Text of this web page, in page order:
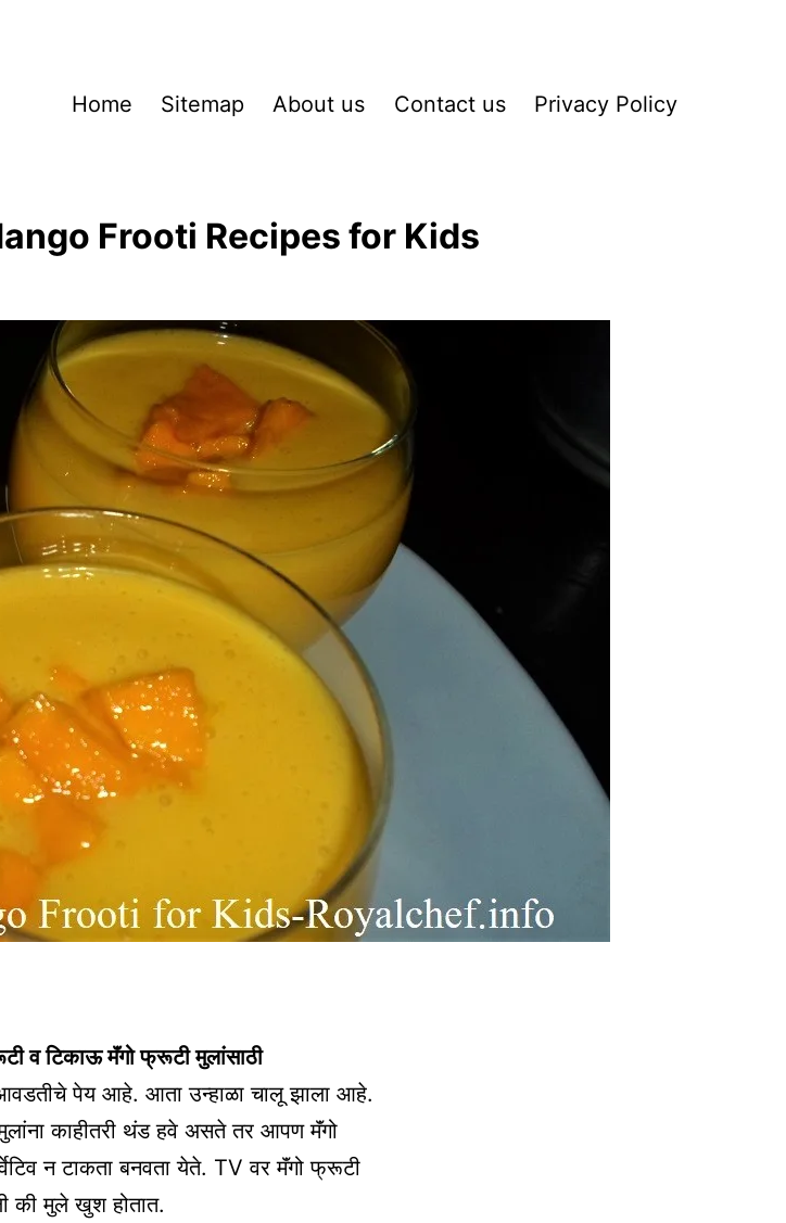
Home Sitemap About us Contact us Privacy Policy
Frooti Recipes for Kids
व टिकाऊ मॅंगो फ्रूटी मुलांसाठी
पेय आहे. आता उन्हाळा चालू झाला आहे.
काहीतरी थंड हवे असते तर आपण मॅंगो
न टाकता बनवता येते. TV वर मॅंगो फ्रूटी
की मुले खुश होतात.